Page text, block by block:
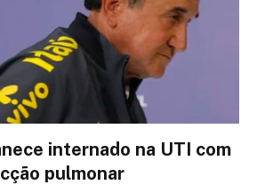
internado na UTI com
pulmonar